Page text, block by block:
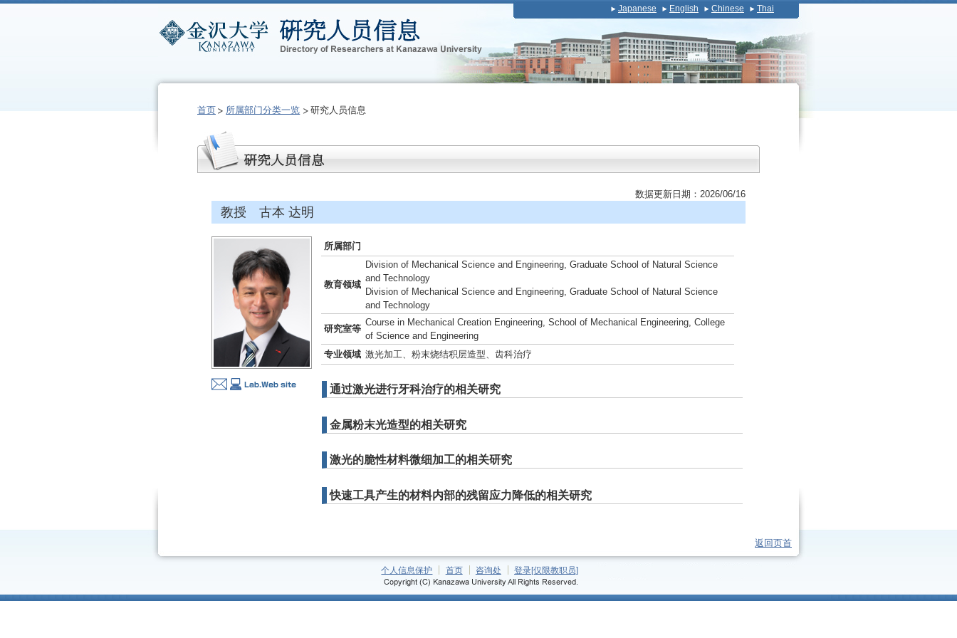
Japanese English Chinese Thai
首页 所属部门分类一览 研究人员信息
数据更新日期：2026/06/16
教授 古本 达明
所属部门
教育领域
Division of Mechanical Science and Engineering, Graduate School of Natural Science
and Technology
Division of Mechanical Science and Engineering, Graduate School of Natural Science
and Technology
研究室等
Course in Mechanical Creation Engineering, School of Mechanical Engineering, College
of Science and Engineering
专业领域 激光加工、粉末烧结积层造型、齿科治疗
通过激光进行牙科治疗的相关研究
金属粉末光造型的相关研究
激光的脆性材料微细加工的相关研究
快速工具产生的材料内部的残留应力降低的相关研究
返回页首
个人信息保护 首页 咨询处 登录[仅限教职员]